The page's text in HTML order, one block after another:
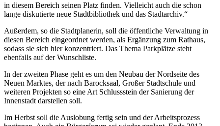
in diesem Bereich seinen Platz finden. Vielleicht auch die schon
lange diskutierte neue Stadtbibliothek und das Stadtarchiv.“
Außerdem, so die Stadtplanerin, soll die öffentliche Verwaltung in
diesen Bereich eingeordnet werden, als Ergänzung zum Rathaus,
sodass sie sich hier konzentriert. Das Thema Parkplätze steht
ebenfalls auf der Wunschliste.
In der zweiten Phase geht es um den Neubau der Nordseite des
Neuen Marktes, der nach Barocksaal, Großer Stadtschule und
weiteren Projekten so eine Art Schlussstein der Sanierung der
Innenstadt darstellen soll.
Im Herbst soll die Auslobung fertig sein und der Arbeitsprozess